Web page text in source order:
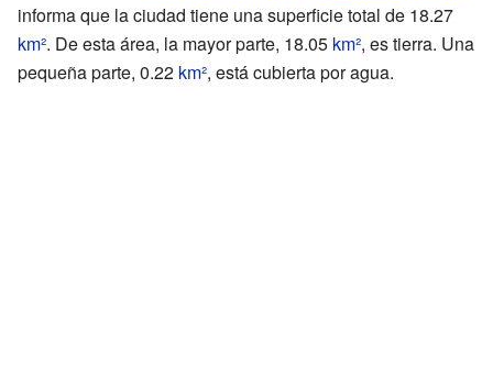
informa que la ciudad tiene una superficie total de 18.27
km². De esta área, la mayor parte, 18.05 km², es tierra. Una
pequeña parte, 0.22 km², está cubierta por agua.